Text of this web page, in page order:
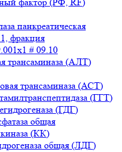
панкреатическая
фракция
# 09.10
трансаминаза (АЛТ)
трансаминаза (АСТ)
(ГГТ)
(ГДГ)
общая
(КК)
общая (ЛДГ)